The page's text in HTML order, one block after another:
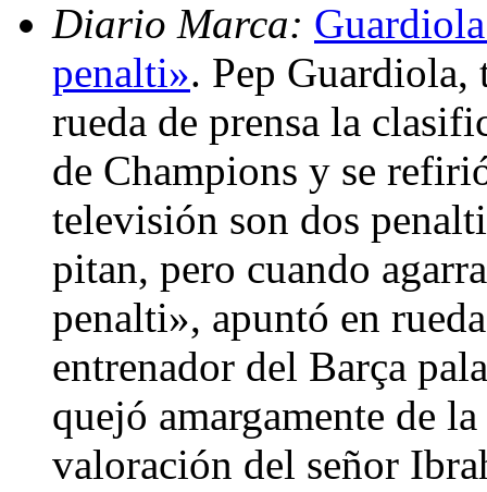
Diario Marca:
penalti». Pep Guardiola,
rueda de prensa la
de Champions y se
televisión son dos
pitan, pero cuando
penalti», apuntó en
entrenador del Barça
quejó amargamente de
valoración del señor